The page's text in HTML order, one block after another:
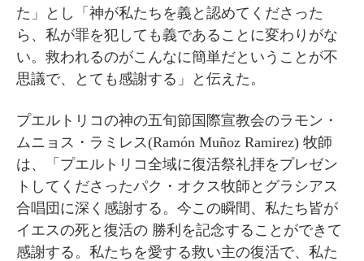
た」とし「神が私たちを義と認めてくださった
ら、私が罪を犯しても義であることに変わりがな
い。救われるのがこんなに簡単だということが不
思議で、とても感謝する」と伝えた。
プエルトリコの神の五旬節国際宣教会のラモン・
ムニョス・ラミレス(Ramón Muñoz Ramirez) 牧師
は、「プエルトリコ全域に復活祭礼拝をプレゼン
トしてくださったパク・オクス牧師とグラシアス
合唱団に深く感謝する。今この瞬間、私たち皆が
イエスの死と復活の 勝利を記念することができて
感謝する。私たちを愛する救い主の復活で、私た